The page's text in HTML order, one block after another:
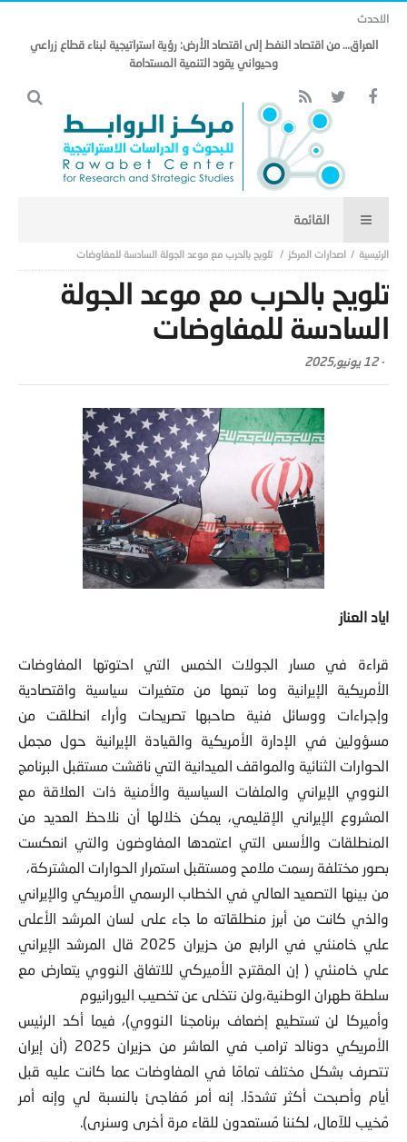
الاحدث
العراق… من اقتصاد النفط إلى اقتصاد الأرض: رؤية استراتيجية لبناء قطاع زراعي
وحيواني يقود التنمية المستدامة
اصدارات المركز تلويح بالحرب مع موعد الجولة السادسة للمفاوضات
تلويح بالحرب مع موعد الجولة
السادسة للمفاوضات
-12 يونيو,2025
اياد العناز
قراءة في مسار الجولات الخمس التي احتوتها المفاوضات
الأمريكية الإيرانية وما تبعها من متغيرات سياسية واقتصادية
وإجراءات ووسائل فنية صاحبها تصريحات وأراء انطلقت من
مسؤولين في الإدارة الأمريكية والقيادة الإيرانية حول مجمل
الحوارات الثنائية والمواقف الميدانية التي ناقشت مستقبل البرنامج
النووي الإيراني والملفات السياسية والأمنية ذات العلاقة مع
المشروع الإيراني الإقليمي، يمكن خلالها أن نلاحظ العديد من
المنطلقات والأسس التي اعتمدها المفاوضون والتي انعكست
بصور مختلفة رسمت ملامح ومستقبل استمرار الحوارات المشتركة،
من بينها التصعيد العالي في الخطاب الرسمي الأمريكي والإيراني
والذي كانت من أبرز منطلقاته ما جاء على لسان المرشد الأعلى
علي خامنئي في الرابع من حزيران 2025 قال المرشد الإيراني
علي خامنئي ( إن المقترح الأميركي للاتفاق النووي يتعارض مع
سلطة طهران الوطنية،ولن نتخلى عن تخصيب اليورانيوم
وأميركا لن تستطيع إضعاف برنامجنا النووي)، فيما أكد الرئيس
الأمريكي دونالد ترامب في العاشر من حزيران 2025 (أن إيران
تتصرف بشكل مختلف تمامًا في المفاوضات عما كانت عليه قبل
أيام وأصبحت أكثر تشددًا. إنه أمر مُفاجئ بالنسبة لي وإنه أمر
مُخيب للآمال، لكننا مُستعدون للقاء مرة أخرى وسنرى).